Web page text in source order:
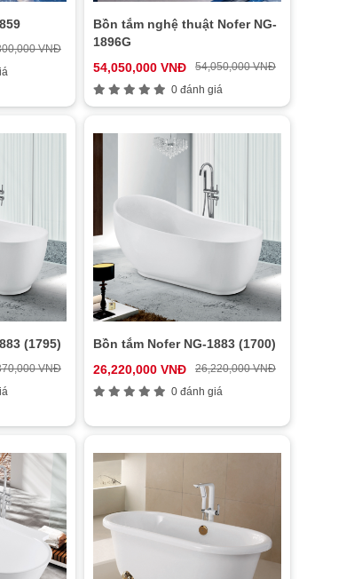
VNĐ
Bồn tắm nghệ thuật Nofer NG-
1896G
54,050,000 VNĐ
54,050,000 VNĐ
0 đánh giá
(1795)
VNĐ
Bồn tắm Nofer NG-1883 (1700)
26,220,000 VNĐ
26,220,000 VNĐ
0 đánh giá